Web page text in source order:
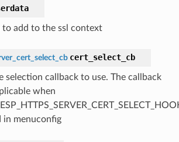
to add to the ssl context
cert_select_cb
selection callback to use. The callback
when
in menuconfig